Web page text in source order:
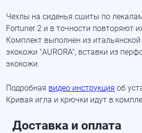
Чехлы на сиденья сшиты по
Fortuner 2 и в точности повторяют
Комплект выполнен из
экокожи "AURORA", вставки из
экокожи.
Подробная видео инструкция об
Кривая игла и крючки идут в
Доставка и оплата